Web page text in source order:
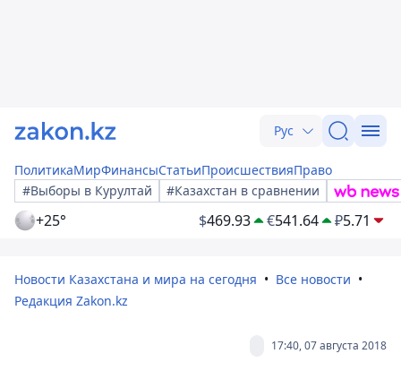
Рус
ПолитикаМирФинансыСтатьиПроисшествияПраво
#Выборы в Курултай
#Казахстан в сравнении
+25° $469.93 €541.64 ₽5.71
Новости Казахстана и мира на сегодня
Все новости
Редакция Zakon.kz
17:40, 07 августа 2018